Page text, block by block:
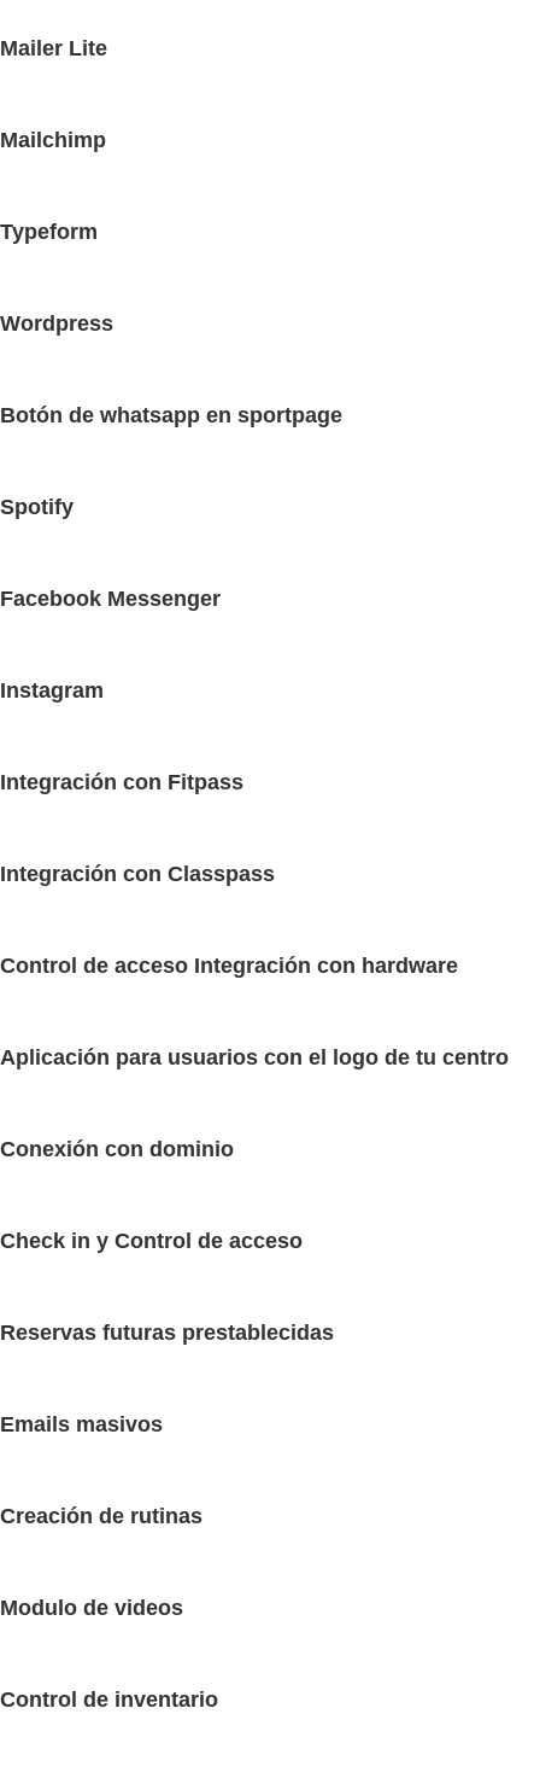
Mailer Lite
Mailchimp
Typeform
Wordpress
Botón de whatsapp en sportpage
Spotify
Facebook Messenger
Instagram
Integración con Fitpass
Integración con Classpass
Control de acceso Integración con hardware
Aplicación para usuarios con el logo de tu centro
Conexión con dominio
Check in y Control de acceso
Reservas futuras prestablecidas
Emails masivos
Creación de rutinas
Modulo de videos
Control de inventario